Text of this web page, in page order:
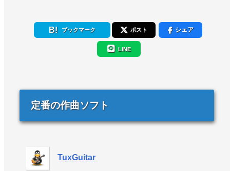
ブックマーク ポスト シェア
LINE
定番の作曲ソフト
TuxGuitar